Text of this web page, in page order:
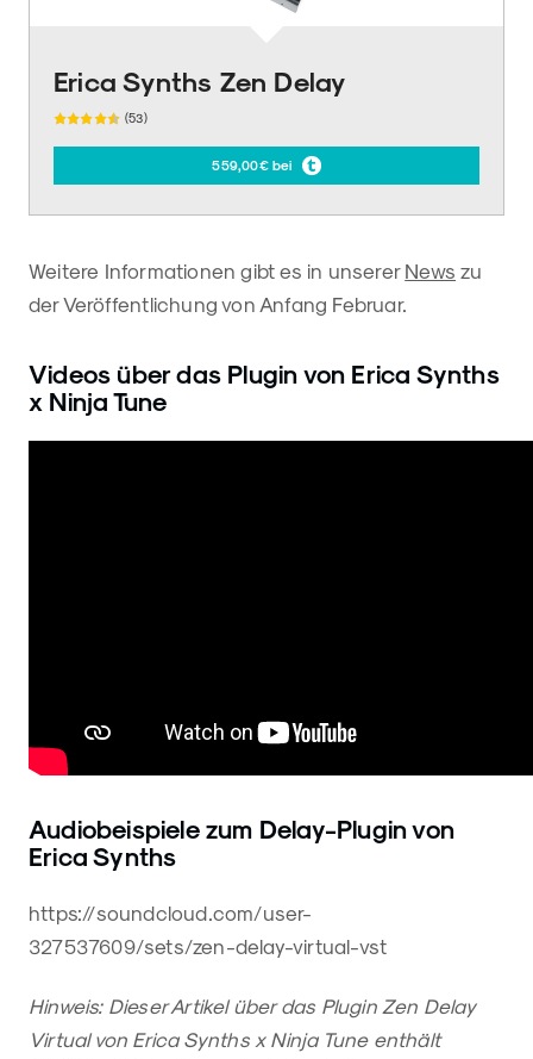
Erica Synths Zen Delay
(53)
559,00€ bei
Weitere Informationen gibt es in unserer News zu
der Veröffentlichung von Anfang Februar.
Videos über das Plugin von Erica Synths
x Ninja Tune
Audiobeispiele zum Delay-Plugin von
Erica Synths
https://soundcloud.com/user-
327537609/sets/zen-delay-virtual-vst
Hinweis: Dieser Artikel über das Plugin Zen Delay
Virtual von Erica Synths x Ninja Tune enthält